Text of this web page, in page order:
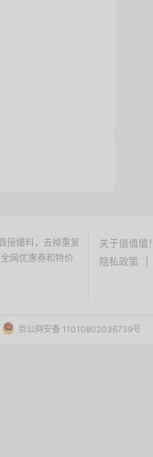
接爆料，去掉重复
网优惠券和特价
关于值值值！
隐私政策
京公网安备 11010802036739号